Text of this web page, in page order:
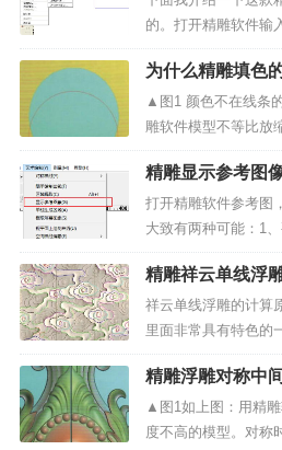
以上。通常月...
的。打开精雕软件输
字制作的矢量图形为
法，大家可以看一下
反三。▲图1 打开精
的过程：1、...
为什么精雕填色
置？
▲图1 颜色不在线条
雕软件模型不等比放
要重新调整步长，就
精雕显示参考图
打开精雕软件参考图
大致有两种可能：1
兼容，试着打开别的
成。2、排除第一种
考图像的插件被杀毒
是这种问题的...
精雕祥云单线浮
哪些方面？
祥云单线浮雕的计算
里面非常具有特色的
对某一颜色覆盖范围
度，对其一侧或者两
线条，而不仅仅是边
或者叠加效果。▲图
精雕浮雕对称中
▲图1如上图：用精
度不高的模型。对称